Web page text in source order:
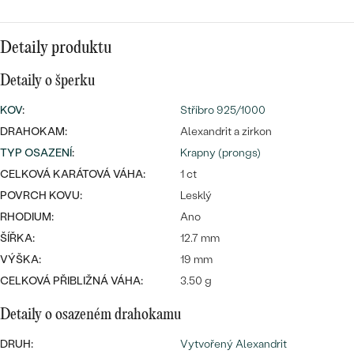
Nejprodávanější
snubní prsteny
PROHLÉDNOUT
PLATINA
STŘÍBRO
S LAB-GROWN DIAMANTY
DLE STYLU
PERSONALIZOVANÉ
SYMBOLICKÉ
MINIMALISTICKÉ
PODLE PŘÍLEŽITOSTI
PODLE BARVY
Nejprodávanější
LUXUSNÍ
Detaily produktu
Detaily o šperku
KOV:
Stříbro 925/1000
DRAHOKAM:
Alexandrit a zirkon
TYP OSAZENÍ:
Krapny (prongs)
CELKOVÁ KARÁTOVÁ VÁHA:
1 ct
POVRCH KOVU:
Lesklý
RHODIUM:
Ano
ŠÍŘKA:
12.7 mm
VÝŠKA:
19 mm
CELKOVÁ PŘIBLIŽNÁ VÁHA:
3.50 g
Detaily o osazeném drahokamu
DRUH:
Vytvořený Alexandrit